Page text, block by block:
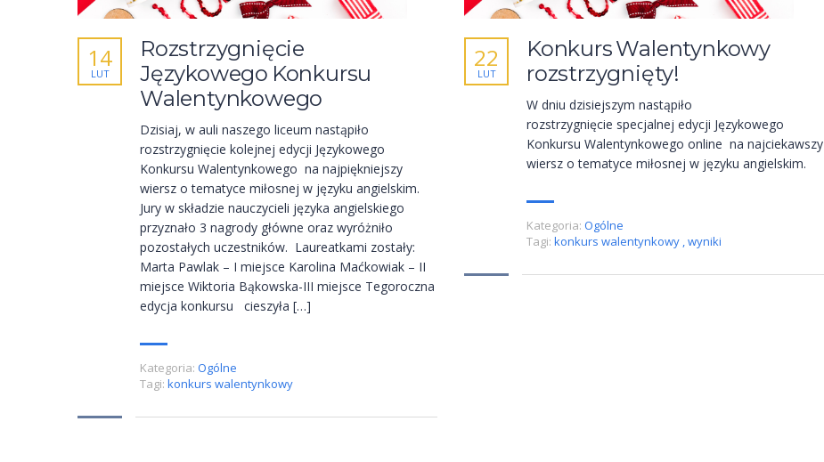
Rozstrzygnięcie
Językowego Konkursu
Walentynkowego
14
LUT
Dzisiaj, w auli naszego liceum nastąpiło
rozstrzygnięcie kolejnej edycji Językowego
Konkursu Walentynkowego na najpiękniejszy
wiersz o tematyce miłosnej w języku angielskim.
Jury w składzie nauczycieli języka angielskiego
przyznało 3 nagrody główne oraz wyróżniło
pozostałych uczestników. Laureatkami zostały:
Marta Pawlak – I miejsce Karolina Maćkowiak – II
miejsce Wiktoria Bąkowska-III miejsce Tegoroczna
edycja konkursu cieszyła […]
Kategoria: Ogólne
Tagi: konkurs walentynkowy
Konkurs Walentynkowy
rozstrzygnięty!
22
LUT
W dniu dzisiejszym nastąpiło
rozstrzygnięcie specjalnej edycji Językowego
Konkursu Walentynkowego online na najciekawszy
wiersz o tematyce miłosnej w języku angielskim.
Kategoria: Ogólne
Tagi: konkurs walentynkowy wyniki